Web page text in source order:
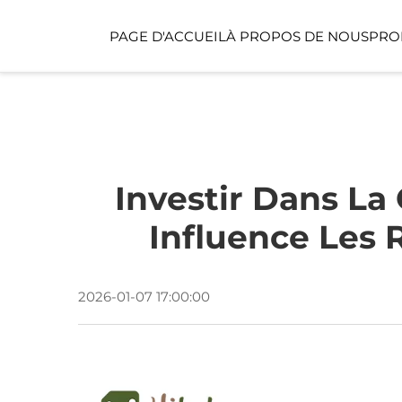
PAGE D'ACCUEIL À PROPOS DE NOUS
Investir Dans
Influence Les
2026-01-07 17:00:00